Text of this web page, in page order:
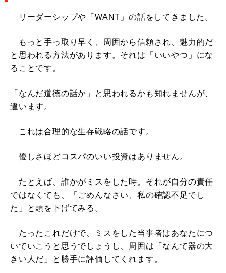
リーダーシップや「WANT」の話をしてきました。
もっと手っ取り早く、周囲から信頼され、魅力的だ
と思われる方法があります。それは「いいやつ」にな
ることです。
「なんだ道徳の話か」と思われるかも知れませんが、
違います。
これは合理的な生存戦略の話です。
優しさほどコスパのいい投資はありません。
たとえば、誰かがミスをした時。それが自分の責任
ではなくても、「ごめんなさい、私の確認不足でし
た」と頭を下げてみる。
たったこれだけで、ミスをした当事者はあなたにつ
いていこうと思うでしょうし、周囲は「なんて器の大
きい人だ」と勝手に評価してくれます。